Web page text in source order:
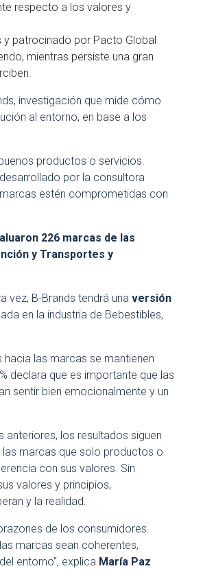
respecto a los valores y
y patrocinado por Pacto Global
mientras persiste una gran
investigación que mide cómo
al entorno, en base a los
productos o servicios.
por la consultora
estén comprometidas con
226 marcas de las
y Transportes y
vez, B-Brands tendrá una versión
en la industria de Bebestibles,
las marcas se mantienen
declara que es importante que las
sentir bien emocionalmente y un
anteriores, los resultados siguen
marcas que solo productos o
con sus valores. Sin
valores y principios,
y la realidad.
de los consumidores.
marcas sean coherentes,
entorno”, explica María Paz